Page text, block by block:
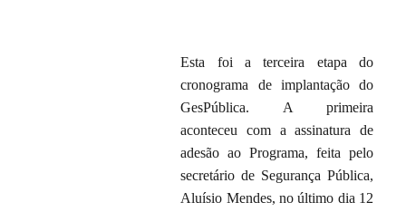
Esta foi a terceira etapa do
cronograma de implantação do
GesPública. A primeira
aconteceu com a assinatura de
adesão ao Programa, feita pelo
secretário de Segurança Pública,
Aluísio Mendes, no último dia 12